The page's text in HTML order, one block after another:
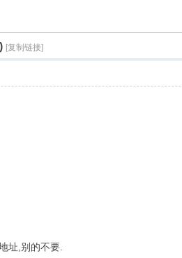
[复制链接]
址,别的不要.